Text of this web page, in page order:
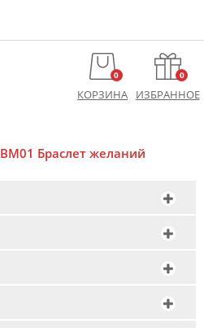
0
КОРЗИНА
0
ИЗБРАННОЕ
BM01 Браслет желаний